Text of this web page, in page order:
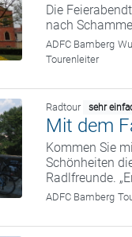
Die
nach
ADFC Bamberg
Tourenleiter
Radtour sehr
Mit dem
Kommen Sie
Schönheiten
Radlfreunde.
ADFC Bamberg